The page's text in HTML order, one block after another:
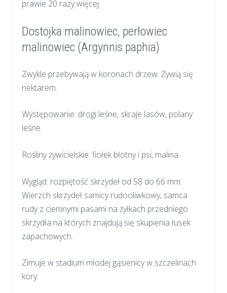
prawie 20 razy więcej.
Dostojka malinowiec, perłowiec
malinowiec (Argynnis paphia)
Zwykle przebywają w koronach drzew. Żywią się
nektarem.
Występowanie: drogi leśne, skraje lasów, polany
leśne.
Rośliny żywicielskie: fiołek błotny i psi, malina.
Wygląd: rozpiętość skrzydeł od 58 do 66 mm.
Wierzch skrzydeł samicy rudooliwkowy, samca
rudy z ciemnymi pasami na żyłkach przedniego
skrzydła na których znajdują się skupienia łusek
zapachowych.
Zimuje w stadium młodej gąsienicy w szczelinach
kory.